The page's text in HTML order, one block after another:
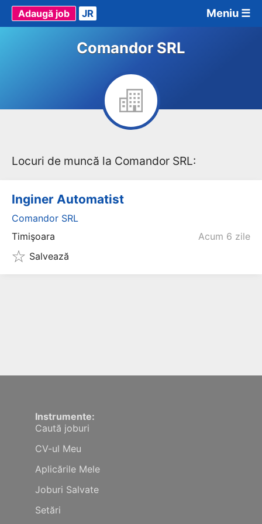
Meniu ☰
Adaugă job JR
Comandor SRL
Locuri de muncă la Comandor SRL:
Inginer Automatist
Comandor SRL
Acum 6 zile
Timişoara
Salvează
Instrumente:
Caută joburi
CV-ul Meu
Aplicările Mele
Joburi Salvate
Setări